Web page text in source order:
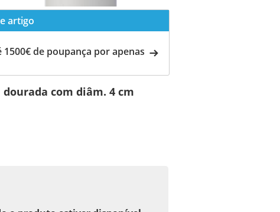
artigo
1500€ de poupança por apenas
com diâm. 4 cm